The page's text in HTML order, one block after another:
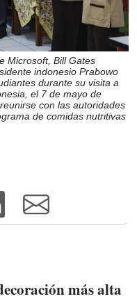
Microsoft, Bill Gates
indonesio Prabowo
durante su visita a
el 7 de mayo de
con las autoridades
de comidas nutritivas
más alta